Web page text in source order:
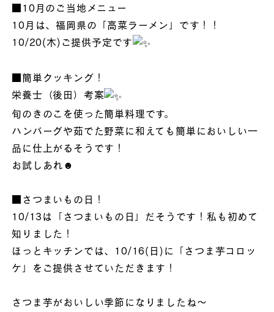
■10月のご当地メニュー
10月は、福岡県の「高菜ラーメン」です！！
10/20(木)ご提供予定です
■簡単クッキング！
栄養士（後田）考案
旬のきのこを使った簡単料理です。
ハンバーグや茹でた野菜に和えても簡単においしい一
品に仕上がるそうです！
お試しあれ☻
■さつまいもの日！
10/13は「さつまいもの日」だそうです！私も初めて
知りました！
ほっとキッチンでは、10/16(日)に「さつま芋コロッ
ケ」をご提供させていただきます！
さつま芋がおいしい季節になりましたね～